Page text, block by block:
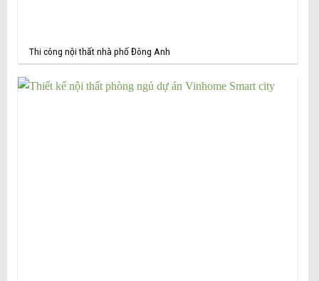
Thi công nội thất nhà phố Đông Anh